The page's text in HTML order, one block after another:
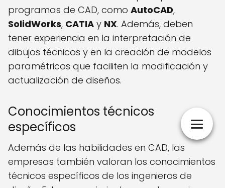
programas de CAD, como AutoCAD,
SolidWorks, CATIA y NX. Además, deben
tener experiencia en la interpretación de
dibujos técnicos y en la creación de modelos
paramétricos que faciliten la modificación y
actualización de diseños.
Conocimientos técnicos
específicos
Además de las habilidades en CAD, las
empresas también valoran los conocimientos
técnicos específicos de los ingenieros de